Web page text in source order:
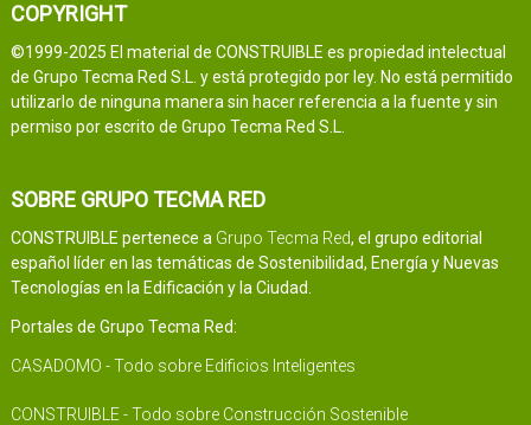
COPYRIGHT
©1999-2025 El material de CONSTRUIBLE es propiedad intelectual
de Grupo Tecma Red S.L. y está protegido por ley. No está permitido
utilizarlo de ninguna manera sin hacer referencia a la fuente y sin
permiso por escrito de Grupo Tecma Red S.L.
SOBRE GRUPO TECMA RED
CONSTRUIBLE pertenece a Grupo Tecma Red, el grupo editorial
español líder en las temáticas de Sostenibilidad, Energía y Nuevas
Tecnologías en la Edificación y la Ciudad.
Portales de Grupo Tecma Red:
CASADOMO - Todo sobre Edificios Inteligentes
CONSTRUIBLE - Todo sobre Construcción Sostenible